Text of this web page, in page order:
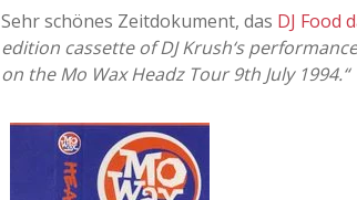
Sehr schönes Zeitdokument, das DJ Food
edition cassette of DJ Krush‘s
on the Mo Wax Headz Tour 9th July 1994.“